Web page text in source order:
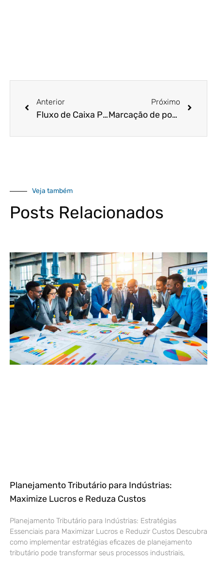
Anterior
Fluxo de Caixa Projetado: A Solução Emergente Para A Segurança Financeira Da Sua Empresa
Próximo
Marcação de ponto, horários e horas extras no home office: Veja o que muda
Veja também
Posts Relacionados
Planejamento Tributário para Indústrias:
Maximize Lucros e Reduza Custos
Planejamento Tributário para Indústrias: Estratégias
Essenciais para Maximizar Lucros e Reduzir Custos Descubra
como implementar estratégias eficazes de planejamento
tributário pode transformar seus processos industriais,